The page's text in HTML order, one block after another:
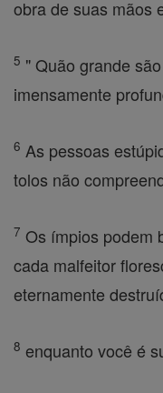
obra de suas mãos
5 " Quão grande
imensamente
6 As pessoas
tolos não
7 Os ímpios podem
cada malfeitor
eternamente
8 enquanto você é